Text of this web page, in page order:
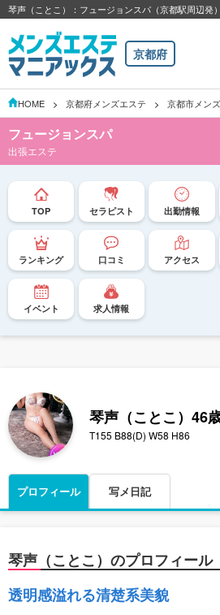
琴声（ことこ）：フュージョンスパ（京都駅周辺発）
京都府
HOME 京都府メンズエステ 京都市メン
フュージョンスパ
出張エステ
TOP セラピスト 出勤情報
ランキング 口コミ アクセス
イベント 求人情報
琴声（ことこ） 46
T155 B88(D) W58 H86
プロフィール 写メ日記
琴声（ことこ）のプロフィール
透明感溢れる清楚系美貌